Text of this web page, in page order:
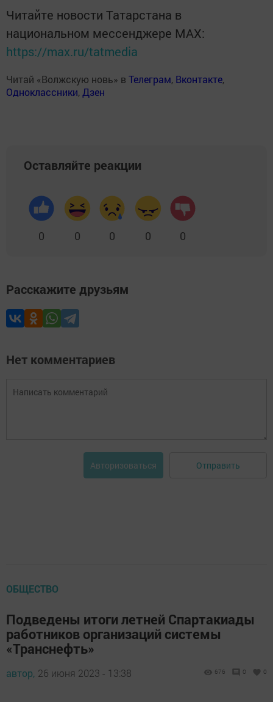
Читайте новости Татарстана в
национальном мессенджере MАХ:
https://max.ru/tatmedia
Читай «Волжскую новь» в Телеграм, Вконтакте,
Одноклассники, Дзен
Оставляйте реакции
0 0 0 0 0
Расскажите друзьям
Нет комментариев
Авторизоваться Отправить
ОБЩЕСТВО
Подведены итоги летней Спартакиады
работников организаций системы
«Транснефть»
автор, 26 июня 2023 - 13:38 676 0 0